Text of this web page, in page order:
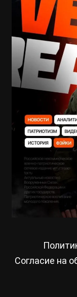
Согласие на